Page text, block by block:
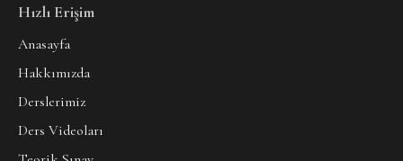
Hızlı Erişim
Anasayfa
Hakkımızda
Derslerimiz
Ders Videoları